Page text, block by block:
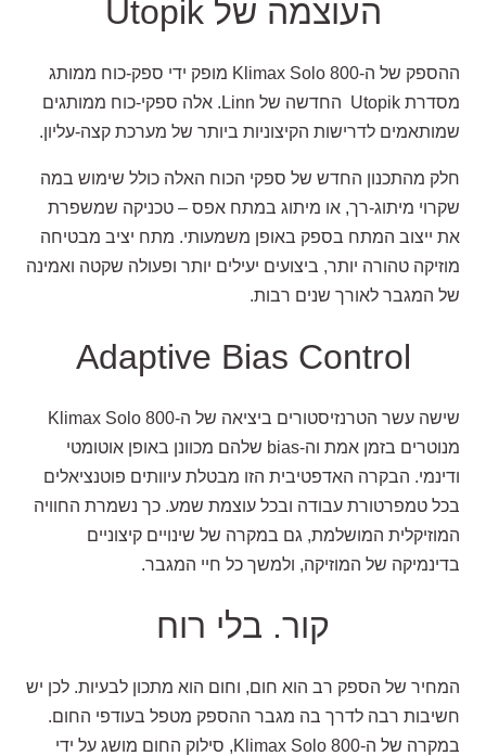
העוצמה של Utopik
ההספק של ה-Klimax Solo 800 מופק ידי ספק-כוח ממותג
מסדרת Utopik החדשה של Linn. אלה ספקי-כוח ממותגים
שמותאמים לדרישות הקיצוניות ביותר של מערכת קצה-עליון.
חלק מהתכנון החדש של ספקי הכוח האלה כולל שימוש במה
שקרוי מיתוג-רך, או מיתוג במתח אפס – טכניקה שמשפרת
את ייצוב המתח בספק באופן משמעותי. מתח יציב מבטיחה
מוזיקה טהורה יותר, ביצועים יעילים יותר ופעולה שקטה ואמינה
של המגבר לאורך שנים רבות.
Adaptive Bias Control
שישה עשר הטרנזיסטורים ביציאה של ה-Klimax Solo 800
מנוטרים בזמן אמת וה-bias שלהם מכוונן באופן אוטומטי
ודינמי. הבקרה האדפטיבית הזו מבטלת עיוותים פוטנציאלים
בכל טמפרטורת עבודה ובכל עוצמת שמע. כך נשמרת החוויה
המוזיקלית המושלמת, גם במקרה של שינויים קיצוניים
בדינמיקה של המוזיקה, ולמשך כל חיי המגבר.
קור. בלי רוח
המחיר של הספק רב הוא חום, וחום הוא מתכון לבעיות. לכן יש
חשיבות רבה לדרך בה מגבר ההספק מטפל בעודפי החום.
במקרה של ה-Klimax Solo 800, סילוק החום מושג על ידי